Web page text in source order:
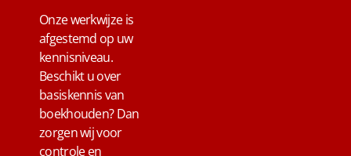
Onze werkwijze is
afgestemd op uw
kennisniveau.
Beschikt u over
basiskennis van
boekhouden? Dan
zorgen wij voor
controle en